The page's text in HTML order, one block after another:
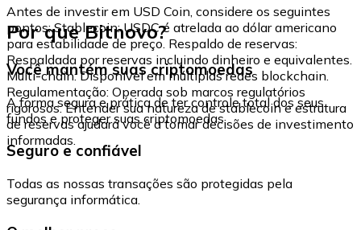
Antes de investir em USD Coin, considere os seguintes
pontos: Stablecoin: USDC é atrelada ao dólar americano
para estabilidade de preço. Respaldo de reservas:
Respaldada por reservas incluindo dinheiro e equivalentes.
Multi-chain: Disponível em múltiplas redes blockchain.
Regulamentação: Operada sob marcos regulatórios
rigorosos. Entender sua natureza de stablecoin e estrutura
de reservas ajudará você a tomar decisões de investimento
informadas.
Por que Bitnovo?
Você mantém suas criptomoedas
A forma segura e prática de ter controle total dos seus
fundos e proteger suas criptomoedas.
Seguro e confiável
Todas as nossas transações são protegidas pela
segurança informática.